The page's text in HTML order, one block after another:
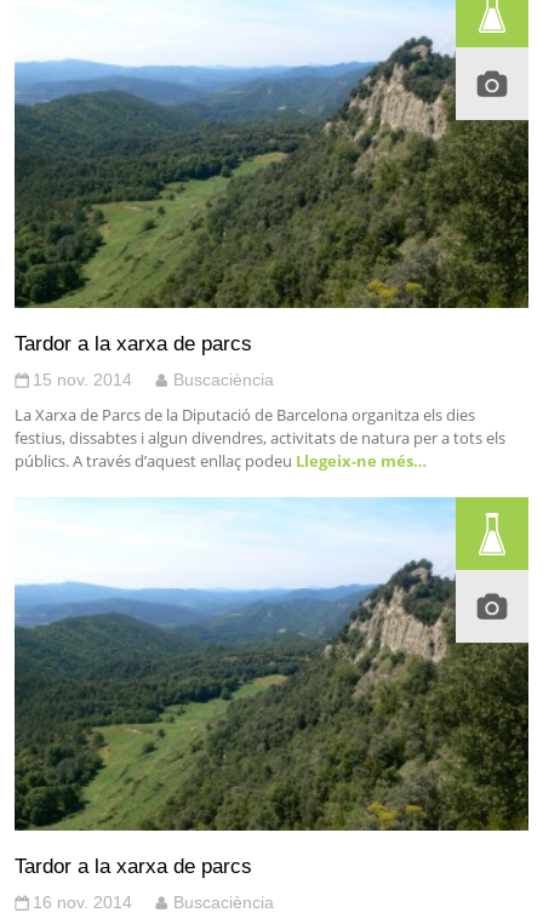
Tardor a la xarxa de parcs
15 nov. 2014 Buscaciència
La Xarxa de Parcs de la Diputació de Barcelona organitza els dies
festius, dissabtes i algun divendres, activitats de natura per a tots els
públics. A través d’aquest enllaç podeu Llegeix-ne més…
Tardor a la xarxa de parcs
16 nov. 2014 Buscaciència